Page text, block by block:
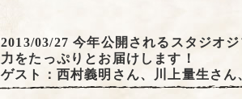
2013/03/27今年公開されるスタジオ
力をたっぷりとお届けします！
ゲスト：西村義明さん、川上量生さ